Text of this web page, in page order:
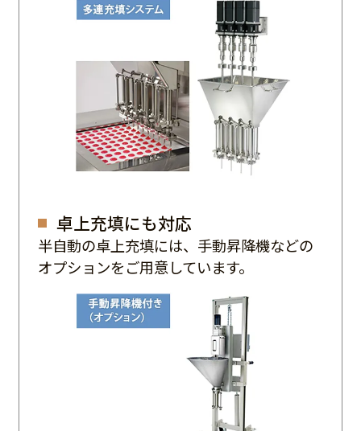
卓上充填にも対応
半自動の卓上充填には、手動昇降機などの
オプションをご用意しています。